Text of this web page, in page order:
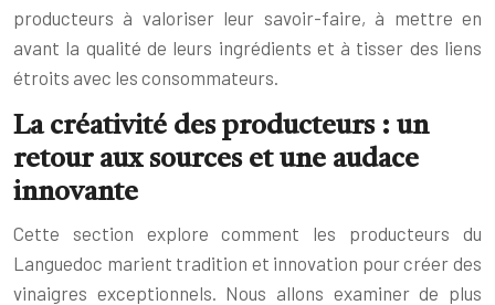
producteurs à valoriser leur savoir-faire, à mettre en
avant la qualité de leurs ingrédients et à tisser des liens
étroits avec les consommateurs.
La créativité des producteurs : un
retour aux sources et une audace
innovante
Cette section explore comment les producteurs du
Languedoc marient tradition et innovation pour créer des
vinaigres exceptionnels. Nous allons examiner de plus